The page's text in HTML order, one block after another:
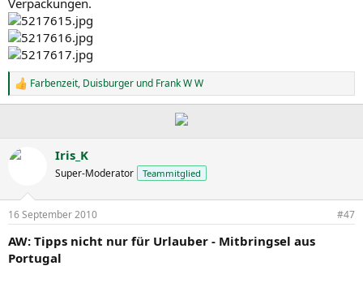
R
e
i
n
:
Farbenzeit, Duisburger und Frank W W
Iris_K
Super-Moderator Teammitglied
16 September 2010 #47
AW: Tipps nicht nur für Urlauber - Mitbringsel aus
Portugal